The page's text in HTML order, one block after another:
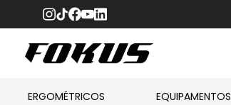
ERGOMÉTRICOS EQUIPAMENTOS